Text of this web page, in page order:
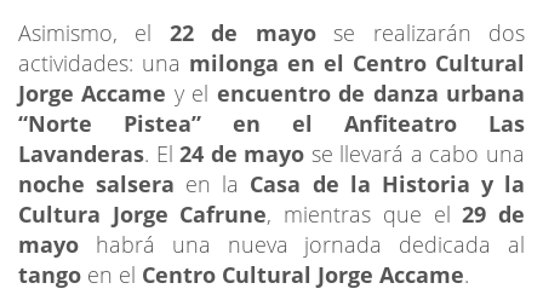
Asimismo, el 22 de mayose realizarán dos
actividades: una milonga en el Centro Cultural
Jorge Accame y el encuentro de danza urbana
“Norte Pistea” en el Anfiteatro Las
Lavanderas. El24 de mayo se llevará a cabo una
noche salsera en la Casa de la Historia y la
Cultura Jorge Cafrune, mientras que el29 de
mayo habrá una nueva jornada dedicada al
tango en el Centro Cultural Jorge Accame.